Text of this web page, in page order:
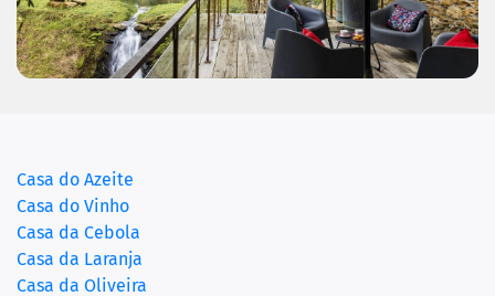
Casa do Azeite
Casa do Vinho
Casa da Cebola
Casa da Laranja
Casa da Oliveira